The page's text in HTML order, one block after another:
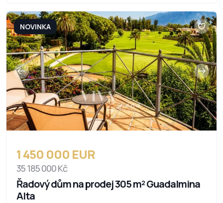
NOVINKA
1 450 000 EUR
35 185 000 Kč
Řadový dům na prodej 305 m² Guadalmina
Alta